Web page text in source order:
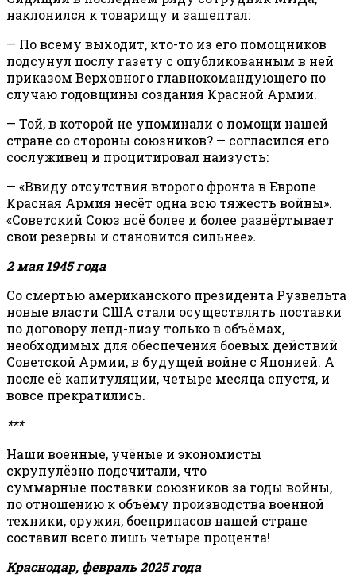
наклонился к товарищу и зашептал:
— По всему выходит, кто-то из его помощников
подсунул послу газету с опубликованным в ней
приказом Верховного главнокомандующего по
случаю годовщины создания Красной Армии.
— Той, в которой не упоминали о помощи нашей
стране со стороны союзников? — согласился его
сослуживец и процитировал наизусть:
— «Ввиду отсутствия второго фронта в Европе
Красная Армия несёт одна всю тяжесть войны».
«Советский Союз всё более и более развёртывает
свои резервы и становится сильнее».
2 мая 1945 года
Со смертью американского президента Рузвельта
новые власти США стали осуществлять поставки
по договору ленд-лизу только в объёмах,
необходимых для обеспечения боевых действий
Советской Армии, в будущей войне с Японией. А
после её капитуляции, четыре месяца спустя, и
вовсе прекратились.
***
Наши военные, учёные и экономисты
скрупулёзно подсчитали, что
суммарные поставки союзников за годы войны,
по отношению к объёму производства военной
техники, оружия, боеприпасов нашей стране
составил всего лишь четыре процента!
Краснодар, февраль 2025 года